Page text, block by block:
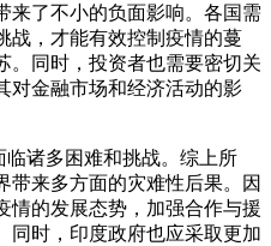
来了不小的负面影响。各国需
战，才能有效控制疫情的蔓
。同时，投资者也需要密切关
对金融市场和经济活动的影
临诸多困难和挑战。综上所
带来多方面的灾难性后果。因
情的发展态势，加强合作与援
同时，印度政府也应采取更加